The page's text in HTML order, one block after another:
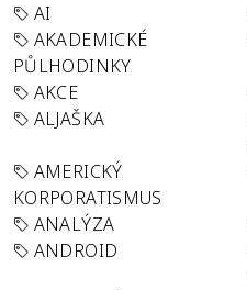
AI
AKADEMICKÉ
PŮLHODINKY
AKCE
ALJAŠKA
AMERICKÝ
KORPORATISMUS
ANALÝZA
ANDROID